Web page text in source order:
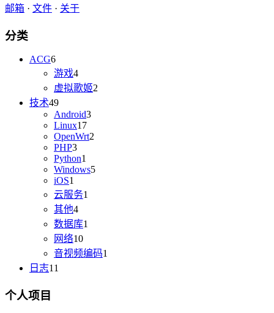
邮箱 · 文件 · 关于
分类
ACG6
游戏4
虚拟歌姬2
技术49
Android3
Linux17
OpenWrt2
PHP3
Python1
Windows5
iOS1
云服务1
其他4
数据库1
网络10
音视频编码1
日志11
个人项目